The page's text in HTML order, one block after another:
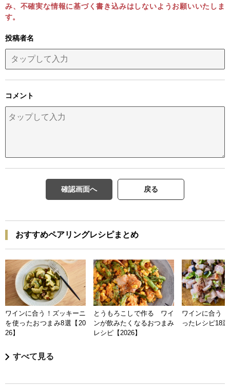
み、不確実な情報に基づく書き込みはしないようお願いいたしま
す。
投稿者名
コメント
確認画面へ 戻る
おすすめペアリングレシピまとめ
ワインに合う！ズッキーニ
を使ったおつまみ8選【20
26】
とうもろこしで作る ワイ
ンが飲みたくなるおつまみ
レシピ【2026】
ワインに合う
ったレシピ18
すべて見る